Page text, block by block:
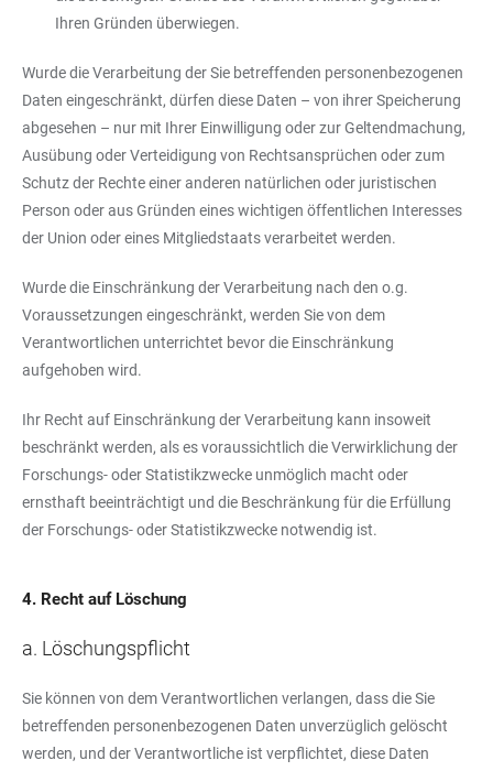
Ihren Gründen überwiegen.
Wurde die Verarbeitung der Sie betreffenden personenbezogenen
Daten eingeschränkt, dürfen diese Daten – von ihrer Speicherung
abgesehen – nur mit Ihrer Einwilligung oder zur Geltendmachung,
Ausübung oder Verteidigung von Rechtsansprüchen oder zum
Schutz der Rechte einer anderen natürlichen oder juristischen
Person oder aus Gründen eines wichtigen öffentlichen Interesses
der Union oder eines Mitgliedstaats verarbeitet werden.
Wurde die Einschränkung der Verarbeitung nach den o.g.
Voraussetzungen eingeschränkt, werden Sie von dem
Verantwortlichen unterrichtet bevor die Einschränkung
aufgehoben wird.
Ihr Recht auf Einschränkung der Verarbeitung kann insoweit
beschränkt werden, als es voraussichtlich die Verwirklichung der
Forschungs- oder Statistikzwecke unmöglich macht oder
ernsthaft beeinträchtigt und die Beschränkung für die Erfüllung
der Forschungs- oder Statistikzwecke notwendig ist.
4. Recht auf Löschung
a. Löschungspflicht
Sie können von dem Verantwortlichen verlangen, dass die Sie
betreffenden personenbezogenen Daten unverzüglich gelöscht
werden, und der Verantwortliche ist verpflichtet, diese Daten